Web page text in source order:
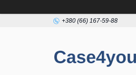
+380 (66) 167-59-88